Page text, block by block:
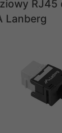
RJ45
Lanberg